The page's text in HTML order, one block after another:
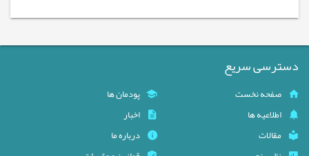
دسترسی سریع
صفحه نخست
پودمان ها
اطلاعیه ها
اخبار
مقالات
درباره ما